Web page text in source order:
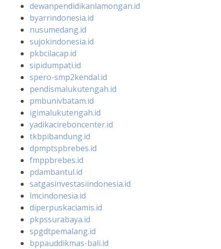
dewanpendidikanlamongan.id
byarrindonesia.id
nusumedang.id
sujokindonesia.id
pkbcilacap.id
sipidumpati.id
spero-smp2kendal.id
pendismalukutengah.id
pmbunivbatam.id
igimalukutengah.id
yadikacireboncenter.id
tkbpibandung.id
dpmptspbrebes.id
fmppbrebes.id
pdambantul.id
satgasinvestasiindonesia.id
lmcindonesia.id
diperpuskaciamis.id
pkpssurabaya.id
spgdtpemalang.id
bppauddikmas-bali.id